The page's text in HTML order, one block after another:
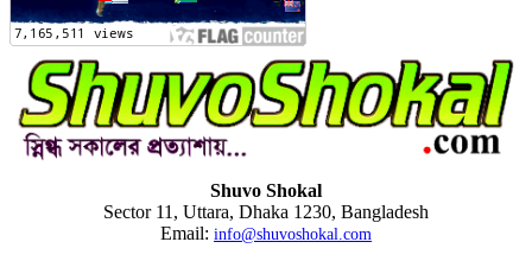
Shuvo Shokal
Sector 11, Uttara, Dhaka 1230, Bangladesh
Email: info@shuvoshokal.com